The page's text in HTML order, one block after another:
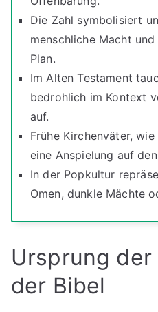
Die Zahl symbolisiert
menschliche Macht
Plan.
Im Alten Testament
bedrohlich im Kontext
auf.
Frühe Kirchenväter,
eine Anspielung auf
In der Popkultur
Omen, dunkle Mächte
Ursprung
der Bibel